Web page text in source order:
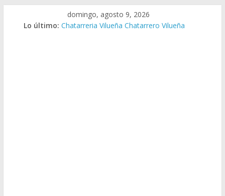
domingo, agosto 9, 2026
Lo último: Chatarreria Vilueña Chatarrero Vilueña